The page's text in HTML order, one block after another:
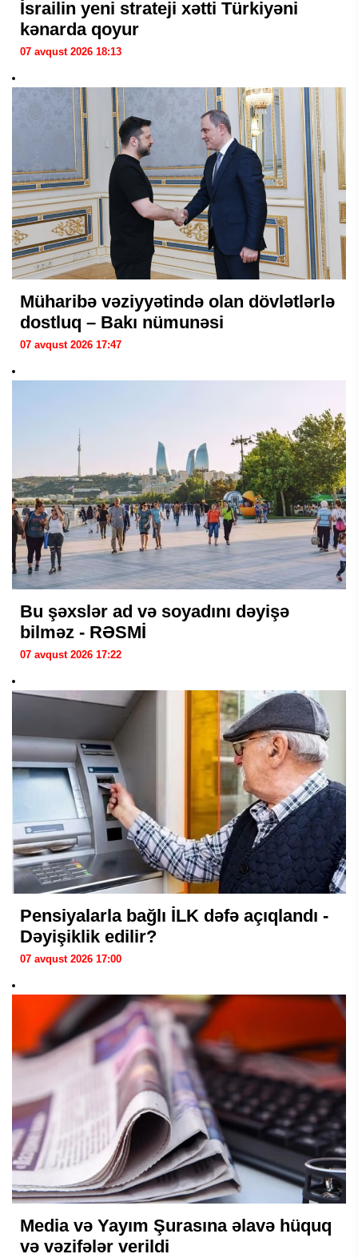
İsrailin yeni strateji xətti Türkiyəni
kənarda qoyur
07 avqust 2026 18:13
Müharibə vəziyyətində olan dövlətlərlə
dostluq – Bakı nümunəsi
07 avqust 2026 17:47
Bu şəxslər ad və soyadını dəyişə
bilməz - RƏSMİ
07 avqust 2026 17:22
Pensiyalarla bağlı İLK dəfə açıqlandı -
Dəyişiklik edilir?
07 avqust 2026 17:00
Media və Yayım Şurasına əlavə hüquq
və vəzifələr verildi